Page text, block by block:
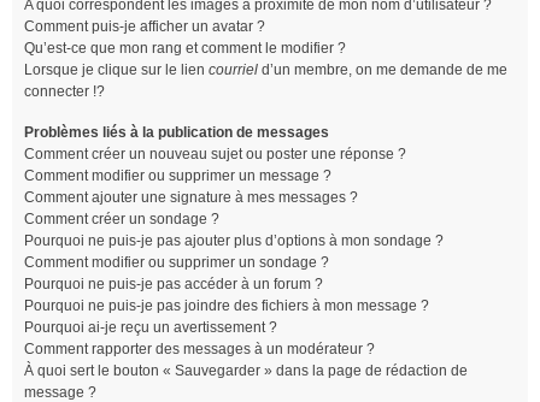
A quoi correspondent les images à proximité de mon nom d’utilisateur ?
Comment puis-je afficher un avatar ?
Qu’est-ce que mon rang et comment le modifier ?
Lorsque je clique sur le lien courriel d’un membre, on me demande de me
connecter !?
Problèmes liés à la publication de messages
Comment créer un nouveau sujet ou poster une réponse ?
Comment modifier ou supprimer un message ?
Comment ajouter une signature à mes messages ?
Comment créer un sondage ?
Pourquoi ne puis-je pas ajouter plus d’options à mon sondage ?
Comment modifier ou supprimer un sondage ?
Pourquoi ne puis-je pas accéder à un forum ?
Pourquoi ne puis-je pas joindre des fichiers à mon message ?
Pourquoi ai-je reçu un avertissement ?
Comment rapporter des messages à un modérateur ?
À quoi sert le bouton « Sauvegarder » dans la page de rédaction de
message ?